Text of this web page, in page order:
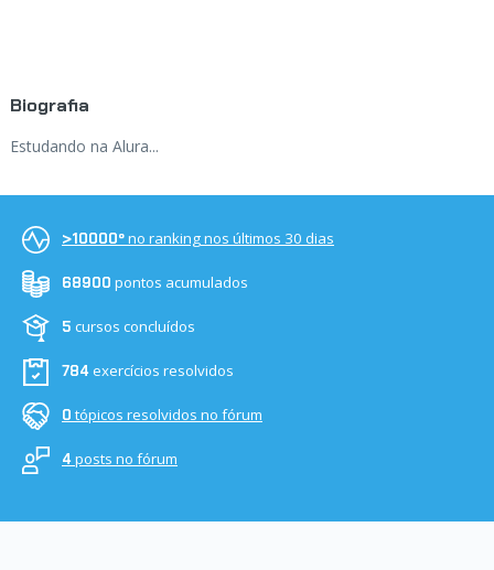
Biografia
Estudando na Alura...
>10000ºno ranking nos últimos 30 dias
68900 pontos acumulados
5 cursos concluídos
784exercícios resolvidos
0 tópicos resolvidos no fórum
4posts no fórum